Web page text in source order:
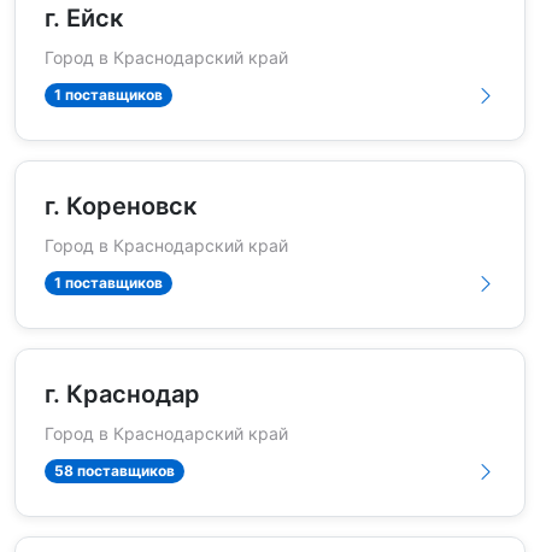
г. Ейск
Город в Краснодарский край
1 поставщиков
г. Кореновск
Город в Краснодарский край
1 поставщиков
г. Краснодар
Город в Краснодарский край
58 поставщиков